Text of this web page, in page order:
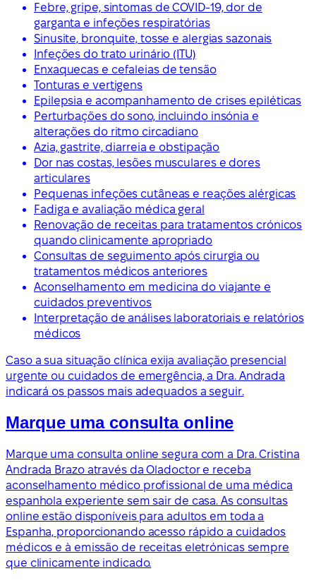
Febre, gripe, sintomas de COVID-19, dor de
garganta e infeções respiratórias
Sinusite, bronquite, tosse e alergias sazonais
Infeções do trato urinário (ITU)
Enxaquecas e cefaleias de tensão
Tonturas e vertigens
Epilepsia e acompanhamento de crises epiléticas
Perturbações do sono, incluindo insónia e
alterações do ritmo circadiano
Azia, gastrite, diarreia e obstipação
Dor nas costas, lesões musculares e dores
articulares
Pequenas infeções cutâneas e reações alérgicas
Fadiga e avaliação médica geral
Renovação de receitas para tratamentos crónicos
quando clinicamente apropriado
Consultas de seguimento após cirurgia ou
tratamentos médicos anteriores
Aconselhamento em medicina do viajante e
cuidados preventivos
Interpretação de análises laboratoriais e relatórios
médicos
Caso a sua situação clínica exija avaliação presencial
urgente ou cuidados de emergência, a Dra. Andrada
indicará os passos mais adequados a seguir.
Marque uma consulta online
Marque uma consulta online segura com a Dra. Cristina
Andrada Brazo através da Oladoctor e receba
aconselhamento médico profissional de uma médica
espanhola experiente sem sair de casa. As consultas
online estão disponíveis para adultos em toda a
Espanha, proporcionando acesso rápido a cuidados
médicos e à emissão de receitas eletrónicas sempre
que clinicamente indicado.